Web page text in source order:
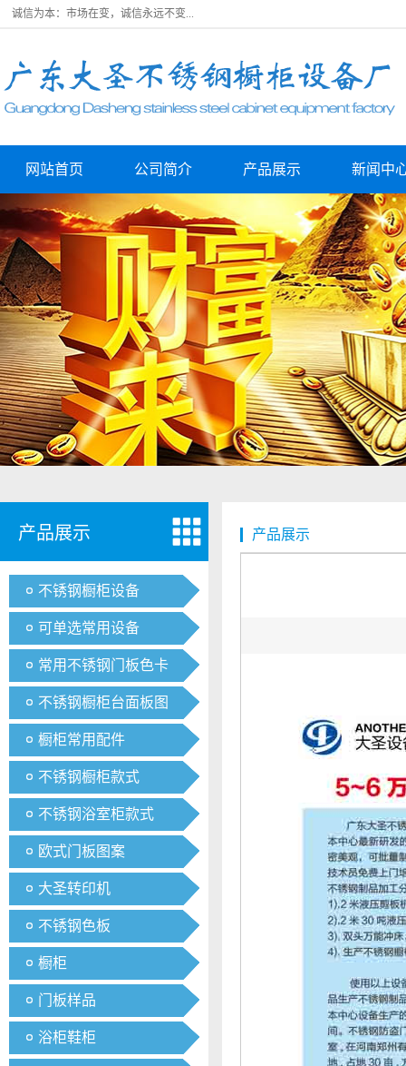
诚信为本：市场在变，诚信永远不变...
网站首页 公司简介 产品展示 新闻中
产品展示
不锈钢橱柜设备
可单选常用设备
常用不锈钢门板色卡
不锈钢橱柜台面板图
橱柜常用配件
不锈钢橱柜款式
不锈钢浴室柜款式
欧式门板图案
大圣转印机
不锈钢色板
橱柜
门板样品
浴柜鞋柜
产品展示